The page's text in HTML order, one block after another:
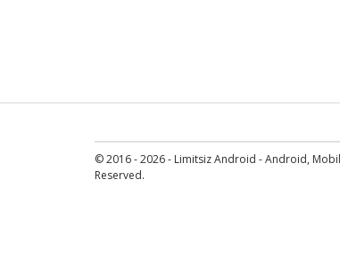
© 2016 - 2026 - Limitsiz Android - Android,
Reserved.